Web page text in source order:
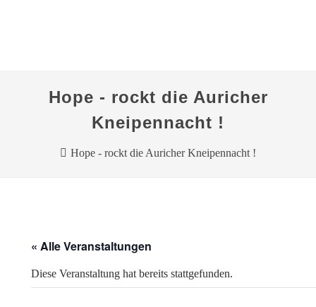
Hope - rockt die Auricher
Kneipennacht !
Hope - rockt die Auricher Kneipennacht !
« Alle Veranstaltungen
Diese Veranstaltung hat bereits stattgefunden.